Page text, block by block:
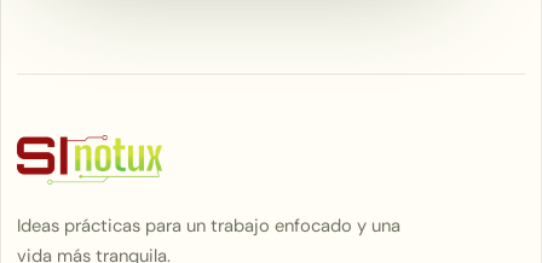
Ideas prácticas para un trabajo enfocado y una
vida más tranquila.